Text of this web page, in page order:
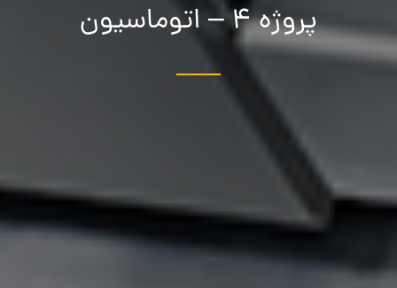
پروژه 4 – اتوماسیون